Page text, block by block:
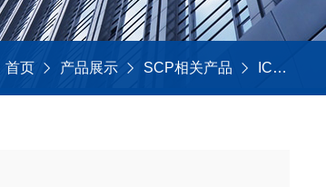
首页 产品展示 SCP相关产品 ICP常用平替标液